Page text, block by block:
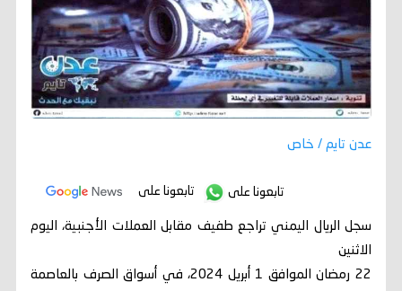
عدن تايم / خاص
تابعونا على تابعونا على
سجل الريال اليمني تراجع طفيف مقابل العملات الأجنبية، اليوم
الاثنين
22 رمضان الموافق 1 أبريل 2024، في أسواق الصرف بالعاصمة